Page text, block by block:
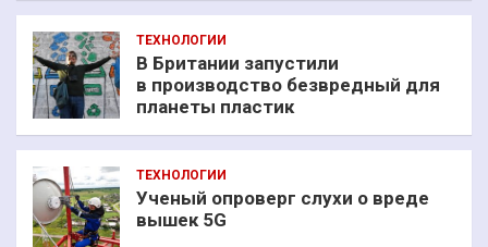
ТЕХНОЛОГИИ
В Британии запустили
в производство безвредный для
планеты пластик
ТЕХНОЛОГИИ
Ученый опроверг слухи о вреде
вышек 5G